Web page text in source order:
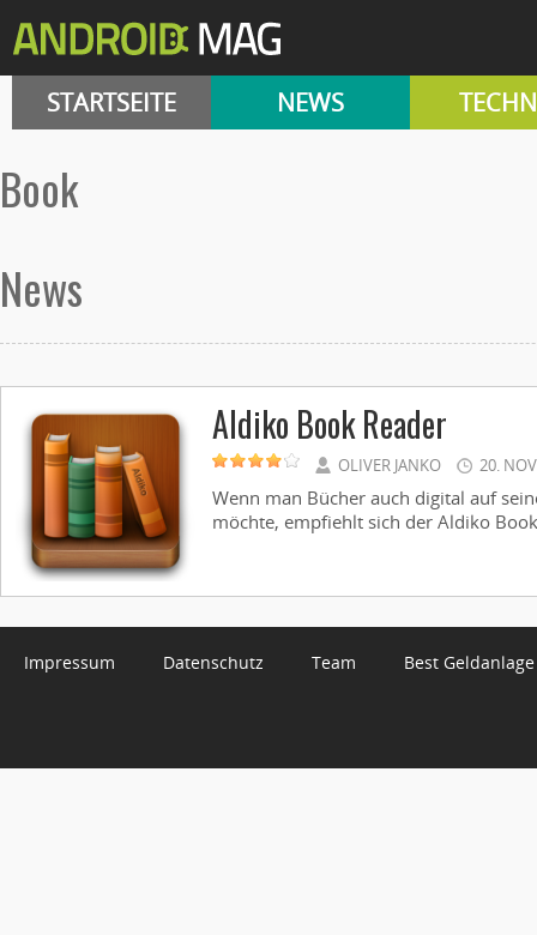
STARTSEITE NEWS
Book
News
Aldiko Book Reader
OLIVER JANKO 20.
Wenn man Bücher auch digital auf
möchte, empfiehlt sich der Aldiko
Impressum Datenschutz Team Best Geldanlage